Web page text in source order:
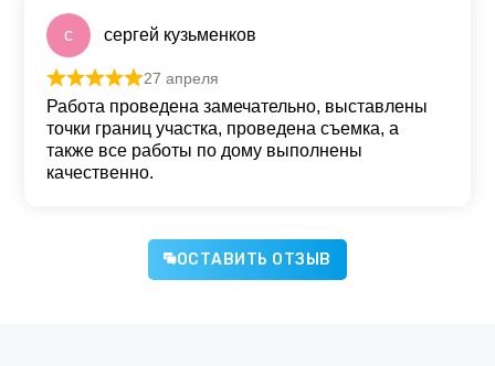
с сергей кузьменков
Оценка5 из 5
27 апреля
Работа проведена замечательно, выставлены
точки границ участка, проведена съемка, а
также все работы по дому выполнены
качественно.
ОСТАВИТЬ ОТЗЫВ